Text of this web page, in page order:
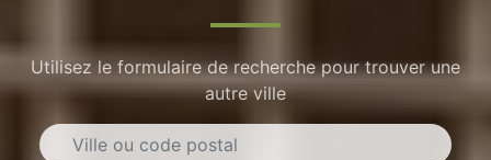
Utilisez le formulaire de recherche pour trouver une
autre ville